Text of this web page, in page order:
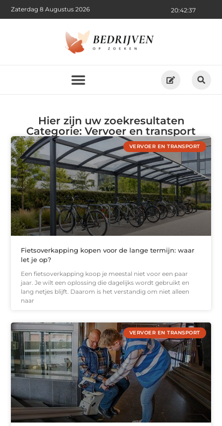
20:42:38
Zaterdag 8 Augustus 2026
Hier zijn uw zoekresultaten
Categorie: Vervoer en transport
VERVOER EN TRANSPORT
Fietsoverkapping kopen voor de lange termijn: waar
let je op?
Een fietsoverkapping koop je meestal niet voor een paar
jaar. Je wilt een oplossing die dagelijks wordt gebruikt en
lang netjes blijft. Daarom is het verstandig om niet alleen
naar
VERVOER EN TRANSPORT